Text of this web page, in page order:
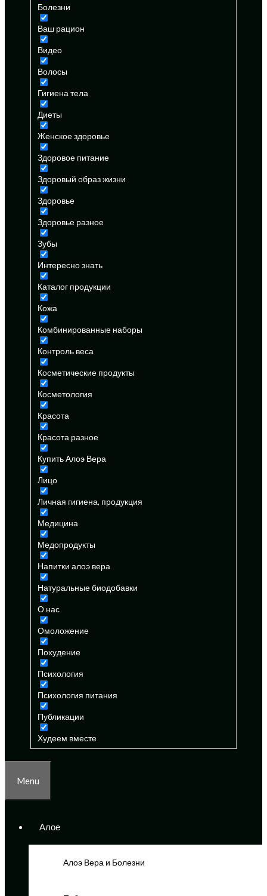
Болезни
Ваш рацион
Видео
Волосы
Гигиена тела
Диеты
Женское здоровье
Здоровое питание
Здоровый образ жизни
Здоровье
Здоровье разное
Зубы
Интересно знать
Каталог продукции
Кожа
Комбинированные наборы
Контроль веса
Косметические продукты
Косметология
Красота
Красота разное
Купить Алоэ Вера
Лицо
Личная гигиена, продукция
Медицина
Медопродукты
Напитки алоэ вера
Натуральные биодобавки
О нас
Омоложение
Похудение
Психология
Психология питания
Публикации
Худеем вместе
Menu
Алое
Алоэ Вера и Болезни